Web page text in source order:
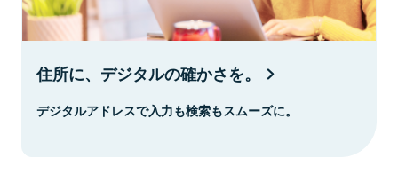
住所に、デジタルの確かさを。
デジタルアドレスで入力も検索もスムーズに。